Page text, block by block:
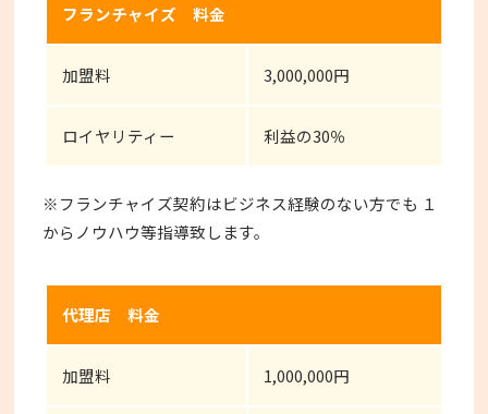
フランチャイズ 料金
加盟料 3,000,000円
ロイヤリティー 利益の30％
※フランチャイズ契約はビジネス経験のない方でも １
からノウハウ等指導致します。
代理店 料金
加盟料 1,000,000円